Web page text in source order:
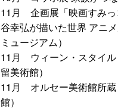
11月 企画展「映画すみっ
谷幸弘が描いた世界 アニ
ミュージアム）
11月 ウィーン・スタイル
留美術館）
11月 オルセー美術館所
館）